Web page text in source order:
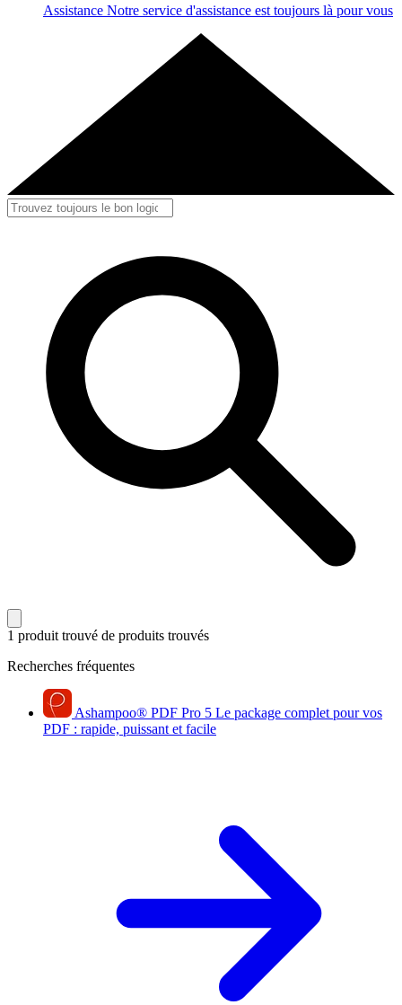
Assistance Notre service d'assistance est toujours là pour vous
1 produit trouvé de produits trouvés
Recherches fréquentes
Ashampoo® PDF Pro 5 Le package complet pour vos
PDF : rapide, puissant et facile